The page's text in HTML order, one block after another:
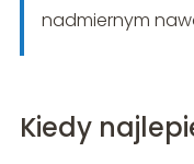
nadmiernym
Kiedy